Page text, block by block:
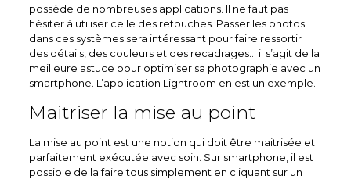
possède de nombreuses applications. Il ne faut pas
hésiter à utiliser celle des retouches. Passer les photos
dans ces systèmes sera intéressant pour faire ressortir
des détails, des couleurs et des recadrages… il s’agit de la
meilleure astuce pour optimiser sa photographie avec un
smartphone. L’application Lightroom en est un exemple.
Maitriser la mise au point
La mise au point est une notion qui doit être maitrisée et
parfaitement exécutée avec soin. Sur smartphone, il est
possible de la faire tous simplement en cliquant sur un